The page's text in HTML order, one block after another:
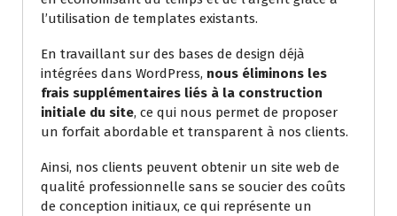
l’utilisation de templates existants.
En travaillant sur des bases de design déjà
intégrées dans WordPress, nous éliminons les
frais supplémentaires liés à la construction
initiale du site, ce qui nous permet de proposer
un forfait abordable et transparent à nos clients.
Ainsi, nos clients peuvent obtenir un site web de
qualité professionnelle sans se soucier des coûts
de conception initiaux, ce qui représente un